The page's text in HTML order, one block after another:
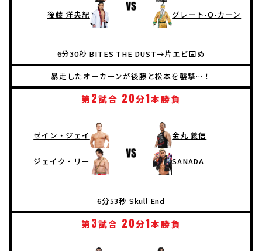
後藤 洋央紀
グレート-O-カーン
6分30秒 BITES THE DUST→片エビ固め
暴走したオーカーンが後藤と松本を襲撃…！
第2試合 20分1本勝負
ゼイン・ジェイ
ジェイク・リー
金丸 義信
SANADA
6分53秒 Skull End
第3試合 20分1本勝負